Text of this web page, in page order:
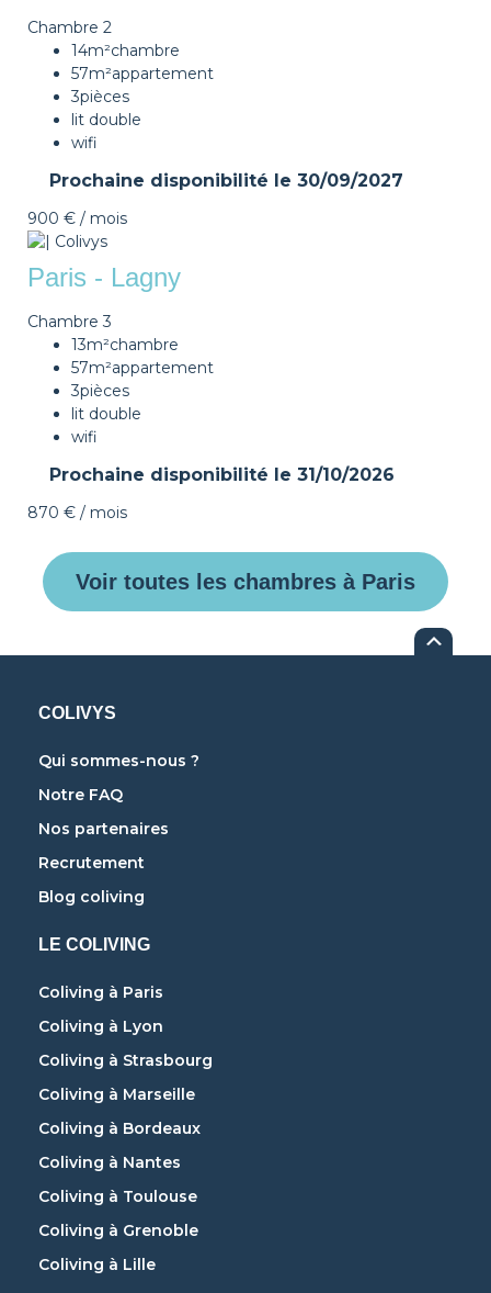
Chambre 2
14m²chambre
57m²appartement
3pièces
lit double
wifi
Prochaine disponibilité le 30/09/2027
900 € / mois
Paris - Lagny
Chambre 3
13m²chambre
57m²appartement
3pièces
lit double
wifi
Prochaine disponibilité le 31/10/2026
870 € / mois
Voir toutes les chambres à Paris
COLIVYS
Qui sommes-nous ?
Notre FAQ
Nos partenaires
Recrutement
Blog coliving
LE COLIVING
Coliving à Paris
Coliving à Lyon
Coliving à Strasbourg
Coliving à Marseille
Coliving à Bordeaux
Coliving à Nantes
Coliving à Toulouse
Coliving à Grenoble
Coliving à Lille